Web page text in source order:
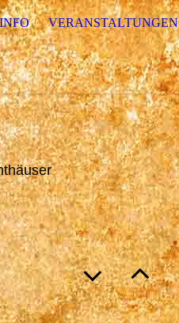
VERANSTALTUNGEN